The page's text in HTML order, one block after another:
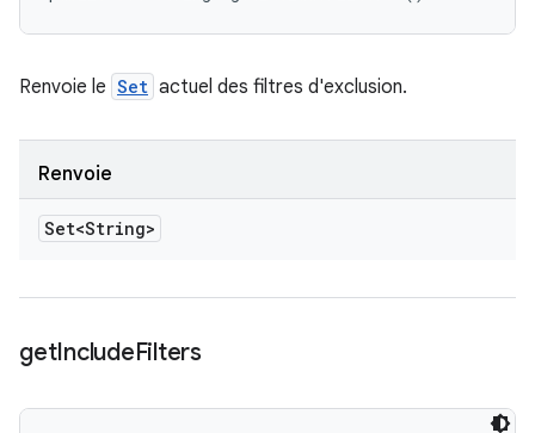
Renvoie le Set actuel des filtres d'exclusion.
Renvoie
Set<String>
getIncludeFilters